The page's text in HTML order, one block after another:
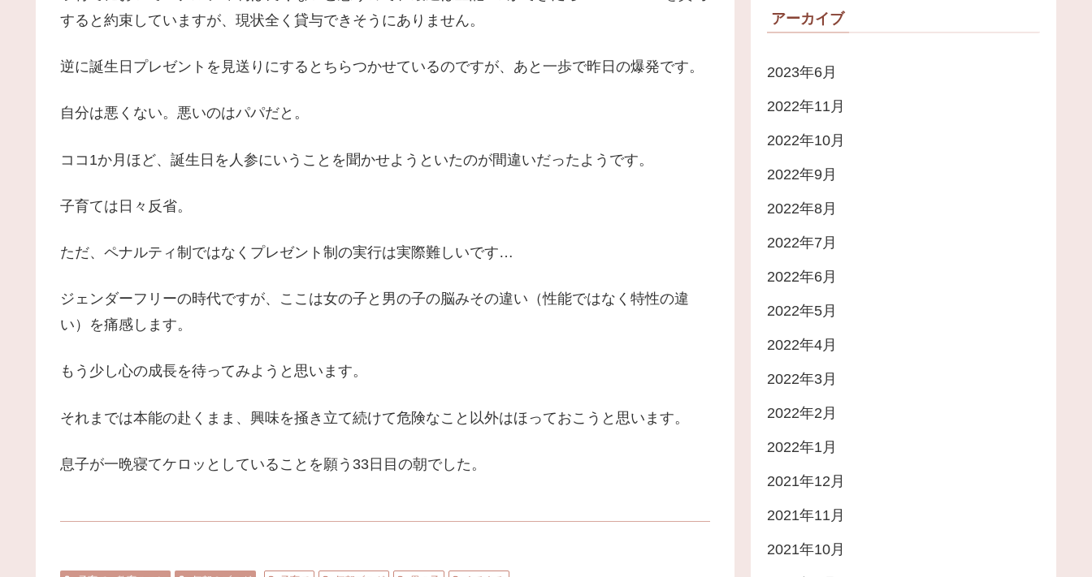
すると約束していますが、現状全く貸与できそうにありません。
逆に誕生日プレゼントを見送りにするとちらつかせているのですが、あと一歩で昨日の爆発です。
自分は悪くない。悪いのはパパだと。
ココ1か月ほど、誕生日を人参にいうことを聞かせようといたのが間違いだったようです。
子育ては日々反省。
ただ、ペナルティ制ではなくプレゼント制の実行は実際難しいです…
ジェンダーフリーの時代ですが、ここは女の子と男の子の脳みその違い（性能ではなく特性の違
い）を痛感します。
もう少し心の成長を待ってみようと思います。
それまでは本能の赴くまま、興味を掻き立て続けて危険なこと以外はほっておこうと思います。
息子が一晩寝てケロッとしていることを願う33日目の朝でした。
アーカイブ
2023年6月
2022年11月
2022年10月
2022年9月
2022年8月
2022年7月
2022年6月
2022年5月
2022年4月
2022年3月
2022年2月
2022年1月
2021年12月
2021年11月
2021年10月